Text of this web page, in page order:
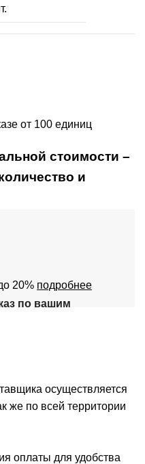
от 100 единиц
стоимости –
и
20% подробнее
по вашим
осуществляется
же по всей территории
оплаты для удобства